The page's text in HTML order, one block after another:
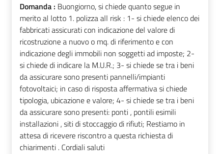
Domanda : Buongiorno, si chiede quanto segue in
merito al lotto 1. polizza all risk : 1- si chiede elenco dei
fabbricati assicurati con indicazione del valore di
ricostruzione a nuovo o mq. di riferimento e con
indicazione degli immobili non soggetti ad imposte; 2-
si chiede di indicare la M.U.R.; 3- si chiede se tra i beni
da assicurare sono presenti pannelli/impianti
fotovoltaici; in caso di risposta affermativa si chiede
tipologia, ubicazione e valore; 4- si chiede se tra i beni
da assicurare sono presenti: ponti , pontili esimili
installazioni , siti di stoccaggio di rifiuti; Restiamo in
attesa di ricevere riscontro a questa richiesta di
chiarimenti . Cordiali saluti